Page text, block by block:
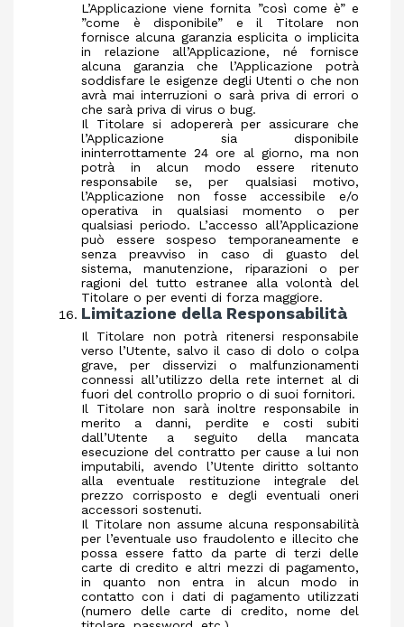
L’Applicazione viene fornita ”così come è” e
”come è disponibile” e il Titolare non
fornisce alcuna garanzia esplicita o implicita
in relazione all’Applicazione, né fornisce
alcuna garanzia che l’Applicazione potrà
soddisfare le esigenze degli Utenti o che non
avrà mai interruzioni o sarà priva di errori o
che sarà priva di virus o bug.
Il Titolare si adopererà per assicurare che
l’Applicazione sia disponibile
ininterrottamente 24 ore al giorno, ma non
potrà in alcun modo essere ritenuto
responsabile se, per qualsiasi motivo,
l’Applicazione non fosse accessibile e/o
operativa in qualsiasi momento o per
qualsiasi periodo. L’accesso all’Applicazione
può essere sospeso temporaneamente e
senza preavviso in caso di guasto del
sistema, manutenzione, riparazioni o per
ragioni del tutto estranee alla volontà del
Titolare o per eventi di forza maggiore.
Limitazione della Responsabilità
Il Titolare non potrà ritenersi responsabile
verso l’Utente, salvo il caso di dolo o colpa
grave, per disservizi o malfunzionamenti
connessi all’utilizzo della rete internet al di
fuori del controllo proprio o di suoi fornitori.
Il Titolare non sarà inoltre responsabile in
merito a danni, perdite e costi subiti
dall’Utente a seguito della mancata
esecuzione del contratto per cause a lui non
imputabili, avendo l’Utente diritto soltanto
alla eventuale restituzione integrale del
prezzo corrisposto e degli eventuali oneri
accessori sostenuti.
Il Titolare non assume alcuna responsabilità
per l’eventuale uso fraudolento e illecito che
possa essere fatto da parte di terzi delle
carte di credito e altri mezzi di pagamento,
in quanto non entra in alcun modo in
contatto con i dati di pagamento utilizzati
(numero delle carte di credito, nome del